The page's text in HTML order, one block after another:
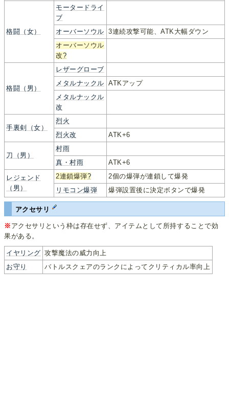
格闘（女）
モータードライ
ブ
オーバーソウル 3連続攻撃可能、ATK大幅ダウン
オーバーソウル
改?
格闘（男）
レザーグローブ
メタルナックル ATKアップ
メタルナックル
改
手裏剣（女）
烈火
烈火改
ATK+6
刀（男）
村雨
真・村雨
ATK+6
レジェンド
（男）
2連鎖爆弾?
2個の爆弾が連鎖して爆発
リモコン爆弾
爆弾設置後に決定ボタンで爆発
アクセサリ
※ アクセサリという枠は存在せず、アイテムとして所持することで効
果がある。
イヤリング 攻撃魔法の威力向上
お守り
バトルスクェアのランクによってクリティカル率向上